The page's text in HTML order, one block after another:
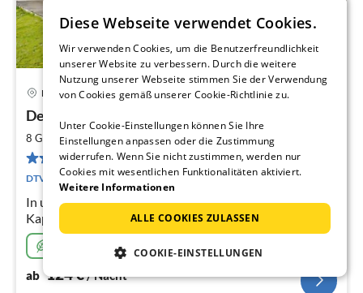
13 km von Waabs
Kappeln
Det gule Hus (****)
8 Gäste135 m 3Schlafzimmer
12 Bewertungen
DTV-Klassifizierung
In unserem VIERSTERNE-Ferienhaus (Det gule Hus) in
Kappeln-Kopperby werden Sie alles vorfinden, um einen
rundherum gelungenen Urlaub zu verbringen.
ab 124€/ Nacht
Diese Webseite verwendet Cookies.
Wir verwenden Cookies, um die Benutzerfreundlichkeit
unserer Website zu verbessern. Durch die weitere
Nutzung unserer Webseite stimmen Sie der Verwendung
von Cookies gemäß unserer Cookie-Richtlinie zu.
Unter Cookie-Einstellungen können Sie Ihre
Einstellungen anpassen oder die Zustimmung
widerrufen. Wenn Sie nicht zustimmen, werden nur
Cookies mit wesentlichen Funktionalitäten aktiviert.
Weitere Informationen
ALLE COOKIES ZULASSEN
COOKIE-EINSTELLUNGEN